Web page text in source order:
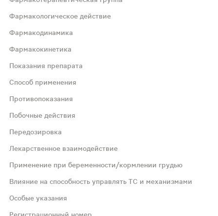
раны.
Детский возраст до 3 лет.
Фармакологическое действие
Фармакодинамика
Фармакокинетика
Показания препарата
Способ применения
Противопоказания
Побочные действия
Передозировка
Лекарственное взаимодействие
Применение при беременности/кормлении грудью
Влияние на способность управлять ТС и механизмами
Особые указания